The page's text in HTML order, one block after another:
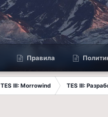
Правила
TES III: Morrowind TES III: